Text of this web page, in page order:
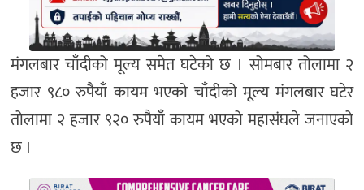
मंगलबार चाँदीको मूल्य समेत घटेको छ । सोमबार तोलामा २
हजार ९८० रुपैयाँ कायम भएको चाँदीको मूल्य मंगलबार घटेर
तोलामा २ हजार ९२० रुपैयाँ कायम भएको महासंघले जनाएको
छ ।